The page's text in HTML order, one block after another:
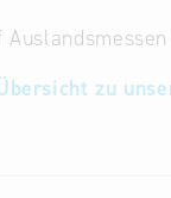
zu